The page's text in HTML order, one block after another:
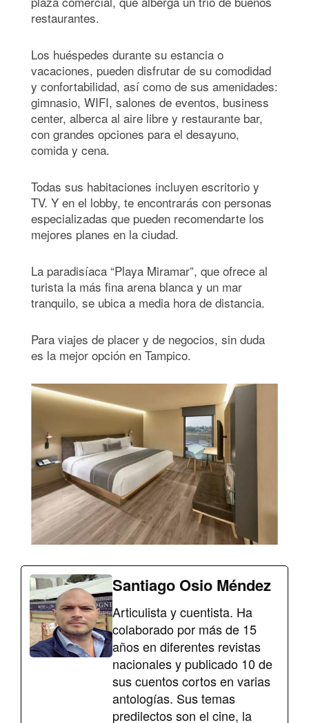
restaurantes.
Los huéspedes durante su estancia o
vacaciones, pueden disfrutar de su comodidad
y confortabilidad, así como de sus amenidades:
gimnasio, WIFI, salones de eventos, business
center, alberca al aire libre y restaurante bar,
con grandes opciones para el desayuno,
comida y cena.
Todas sus habitaciones incluyen escritorio y
TV. Y en el lobby, te encontrarás con personas
especializadas que pueden recomendarte los
mejores planes en la ciudad.
La paradisíaca “Playa Miramar”, que ofrece al
turista la más fina arena blanca y un mar
tranquilo, se ubica a media hora de distancia.
Para viajes de placer y de negocios, sin duda
es la mejor opción en Tampico.
Santiago Osio Méndez
Articulista y cuentista. Ha
colaborado por más de 15
años en diferentes revistas
nacionales y publicado 10 de
sus cuentos cortos en varias
antologías. Sus temas
predilectos son el cine, la